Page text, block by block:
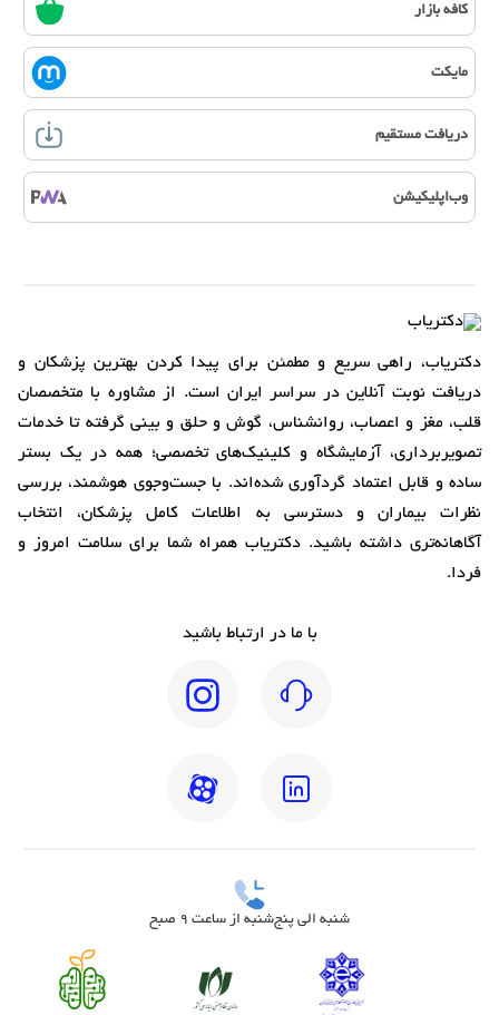
کافه بازار
مایکت
دریافت مستقیم
وب‌اپلیکیشن
دکتریاب، راهی سریع و مطمئن برای پیدا کردن بهترین پزشکان و
دریافت نوبت آنلاین در سراسر ایران است. از مشاوره با متخصصان
قلب، مغز و اعصاب، روانشناس، گوش و حلق و بینی گرفته تا خدمات
تصویربرداری، آزمایشگاه و کلینیک‌های تخصصی؛ همه در یک بستر
ساده و قابل اعتماد گردآوری شده‌اند. با جست‌وجوی هوشمند، بررسی
نظرات بیماران و دسترسی به اطلاعات کامل پزشکان، انتخاب
آگاهانه‌تری داشته باشید. دکتریاب همراه شما برای سلامت امروز و
فردا.
با ما در ارتباط باشید
شنبه الی پنج‌شنبه از ساعت 9 صبح